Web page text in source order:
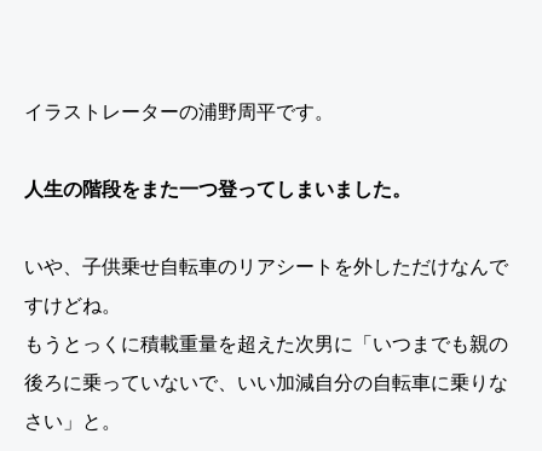
イラストレーターの浦野周平です。
人生の階段をまた一つ登ってしまいました。
いや、子供乗せ自転車のリアシートを外しただけなんで
すけどね。
もうとっくに積載重量を超えた次男に「いつまでも親の
後ろに乗っていないで、いい加減自分の自転車に乗りな
さい」と。